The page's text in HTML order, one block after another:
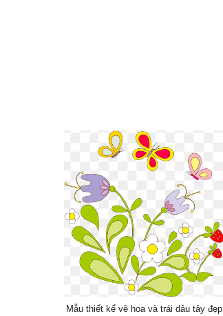
Mẫu thiết kế vẽ hoa và trái dâu tây đẹp